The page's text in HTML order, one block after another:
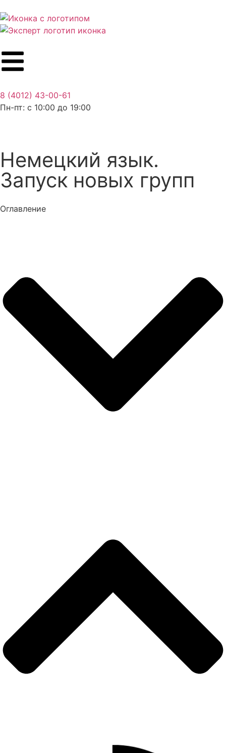
8 (4012) 43-00-61
Пн-пт: c 10:00 до 19:00
Немецкий язык.
Запуск новых групп
Оглавление